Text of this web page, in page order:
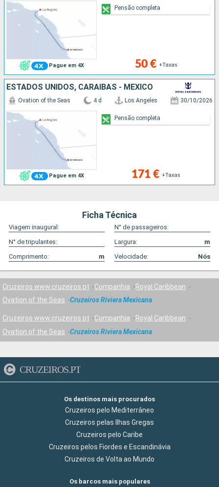
Pague em 4X 50 € +Taxas
Pensão completa
ESTADOS UNIDOS, CARAIBAS - MEXICO
Pague em 4X
Ovation of the Seas 4 d Los Angeles 30/10/2026
171 € +Taxas
Pensão completa
Ficha Técnica
Viagem inaugural:
N° de passageiros:
N° de tripulantes:
Largura:
m
Comprimento:
m Velocidade: Nós
Cruzeiros www.cruzeiros.pt Companhia
Royal Caribbean
Ovation of the Seas
Cruzeiros Riviera Mexicana
Cruzeiros www.cruzeiros.pt Companhia
Royal Caribbean
Ovation of the Seas
Cruzeiros Riviera Mexicana
CRUZEIROS.PT
Os destinos mais procurados
Cruzeiros pelo Mediterrâneo
Cruzeiros pelas Ilhas Gregas
Cruzeiros pelo Caribe
Cruzeiros pelos Fiordes e Escandinávia
Cruzeiros de Volta ao Mundo
Os barcos mais populares